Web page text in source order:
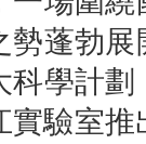
勢蓬勃
科學計
實驗室